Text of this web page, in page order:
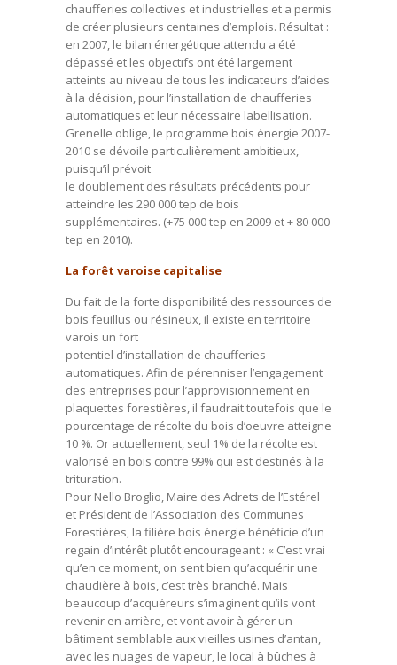
chaufferies collectives et industrielles et a permis
de créer plusieurs centaines d’emplois. Résultat :
en 2007, le bilan énergétique attendu a été
dépassé et les objectifs ont été largement
atteints au niveau de tous les indicateurs d’aides
à la décision, pour l’installation de chaufferies
automatiques et leur nécessaire labellisation.
Grenelle oblige, le programme bois énergie 2007-
2010 se dévoile particulièrement ambitieux,
puisqu’il prévoit
le doublement des résultats précédents pour
atteindre les 290 000 tep de bois
supplémentaires. (+75 000 tep en 2009 et + 80 000
tep en 2010).
La forêt varoise capitalise
Du fait de la forte disponibilité des ressources de
bois feuillus ou résineux, il existe en territoire
varois un fort
potentiel d’installation de chaufferies
automatiques. Afin de pérenniser l’engagement
des entreprises pour l’approvisionnement en
plaquettes forestières, il faudrait toutefois que le
pourcentage de récolte du bois d’oeuvre atteigne
10 %. Or actuellement, seul 1% de la récolte est
valorisé en bois contre 99% qui est destinés à la
trituration.
Pour Nello Broglio, Maire des Adrets de l’Estérel
et Président de l’Association des Communes
Forestières, la filière bois énergie bénéficie d’un
regain d’intérêt plutôt encourageant : « C’est vrai
qu’en ce moment, on sent bien qu’acquérir une
chaudière à bois, c’est très branché. Mais
beaucoup d’acquéreurs s’imaginent qu’ils vont
revenir en arrière, et vont avoir à gérer un
bâtiment semblable aux vieilles usines d’antan,
avec les nuages de vapeur, le local à bûches à